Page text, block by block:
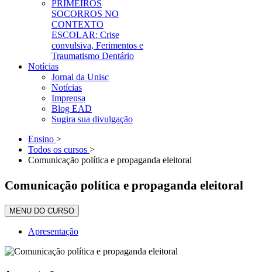
PRIMEIROS
SOCORROS NO
CONTEXTO
ESCOLAR: Crise
convulsiva, Ferimentos e
Traumatismo Dentário
Notícias
Jornal da Unisc
Notícias
Imprensa
Blog EAD
Sugira sua divulgação
Ensino >
Todos os cursos >
Comunicação política e propaganda eleitoral
Comunicação política e propaganda eleitoral
MENU DO CURSO
Apresentação